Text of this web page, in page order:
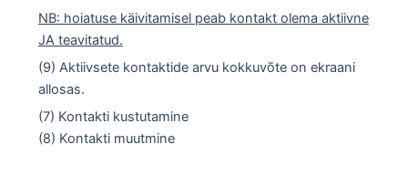
NB: hoiatuse käivitamisel peab kontakt olema aktiivne
JA teavitatud.
(9) Aktiivsete kontaktide arvu kokkuvõte on ekraani
allosas.
(7) Kontakti kustutamine
(8) Kontakti muutmine